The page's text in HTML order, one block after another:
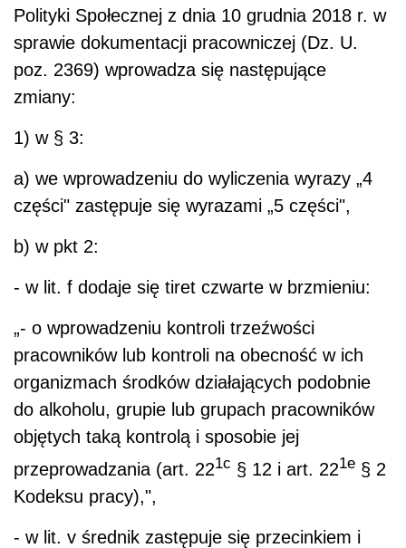
Polityki Społecznej z dnia 10 grudnia 2018 r. w
sprawie dokumentacji pracowniczej (Dz. U.
poz. 2369) wprowadza się następujące
zmiany:
1) w § 3:
a) we wprowadzeniu do wyliczenia wyrazy „4
części" zastępuje się wyrazami „5 części",
b) w pkt 2:
- w lit. f dodaje się tiret czwarte w brzmieniu:
„- o wprowadzeniu kontroli trzeźwości
pracowników lub kontroli na obecność w ich
organizmach środków działających podobnie
do alkoholu, grupie lub grupach pracowników
objętych taką kontrolą i sposobie jej
przeprowadzania (art. 221c § 12 i art. 221e § 2
Kodeksu pracy),",
- w lit. v średnik zastępuje się przecinkiem i